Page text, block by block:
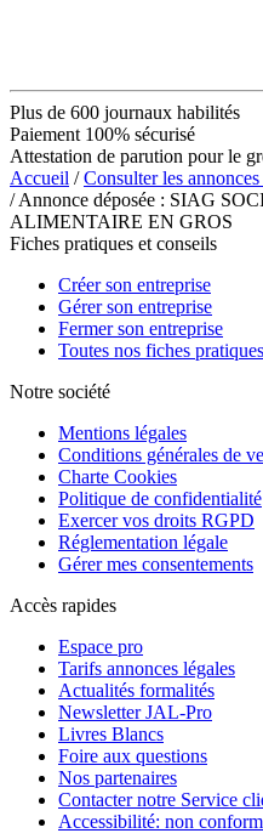
Plus de 600 journaux habilités
Paiement 100% sécurisé
Attestation de parution pour le
Accueil /Consulter les annonces
/ Annonce déposée : SIAG
ALIMENTAIRE EN GROS
Fiches pratiques et conseils
Créer son entreprise
Gérer son entreprise
Fermer son entreprise
Toutes nos fiches pratiques
Notre société
Mentions légales
Conditions générales de
Charte Cookies
Politique de confidentialité
Exercer vos droits RGPD
Réglementation légale
Gérer mes consentements
Accès rapides
Espace pro
Tarifs annonces légales
Actualités formalités
Newsletter JAL-Pro
Livres Blancs
Foire aux questions
Nos partenaires
Contacter notre Service
Accessibilité: non